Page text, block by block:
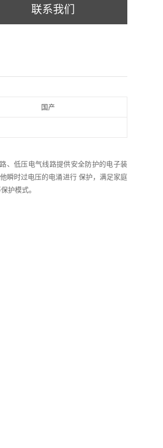
联系我们
国产
、低压电气线路提供安全防护的电子装
瞬时过电压的电涌进行 保护，满足家庭
护模式。